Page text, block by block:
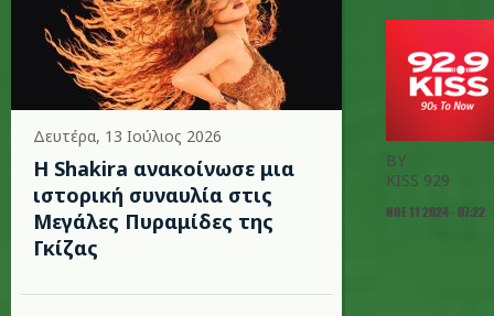
Δευτέρα, 13 Ιούλιος 2026
Η Shakira ανακοίνωσε μια
ιστορική συναυλία στις
Μεγάλες Πυραμίδες της
Γκίζας
BY
KISS 929
ΝΟΕ 11 2024 - 07:22